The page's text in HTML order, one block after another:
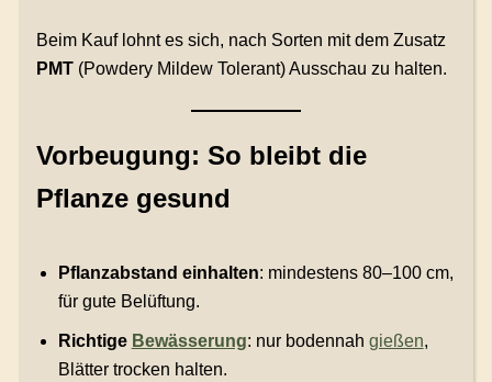
Beim Kauf lohnt es sich, nach Sorten mit dem Zusatz
PMT(Powdery Mildew Tolerant) Ausschau zu halten.
Vorbeugung: So bleibt die
Pflanze gesund
Pflanzabstand einhalten: mindestens 80–100 cm,
für gute Belüftung.
Richtige Bewässerung: nur bodennah gießen,
Blätter trocken halten.